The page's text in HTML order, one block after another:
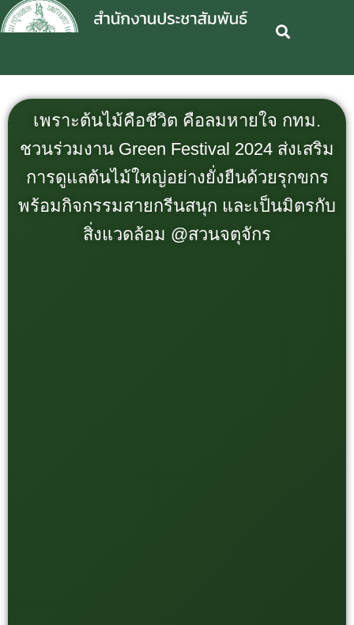
เพราะต้นไม้คือชีวิต คือลมหายใจ กทม.
ชวนร่วมงาน Green Festival 2024 ส่งเสริม
การดูแลต้นไม้ใหญ่อย่างยั่งยืนด้วยรุกขกร
พร้อมกิจกรรมสายกรีนสนุก และเป็นมิตรกับ
สิ่งแวดล้อม @สวนจตุจักร